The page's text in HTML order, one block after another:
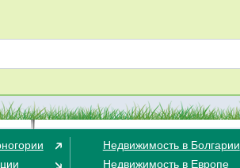
Недвижимость в Болгарии
Недвижимость в Европе